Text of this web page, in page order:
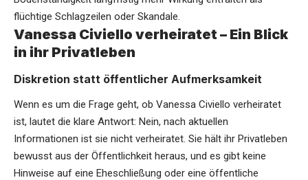
flüchtige Schlagzeilen oder Skandale.
Vanessa Civiello verheiratet – Ein Blick
in ihr Privatleben
Diskretion statt öffentlicher Aufmerksamkeit
Wenn es um die Frage geht, ob Vanessa Civiello verheiratet
ist, lautet die klare Antwort: Nein, nach aktuellen
Informationen ist sie nicht verheiratet. Sie hält ihr Privatleben
bewusst aus der Öffentlichkeit heraus, und es gibt keine
Hinweise auf eine Eheschließung oder eine öffentliche